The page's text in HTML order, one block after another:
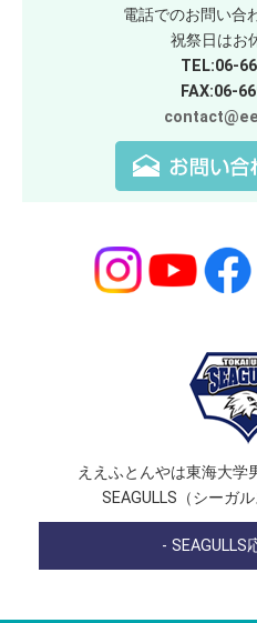
電話でのお問い合
祝祭日はお
TEL:06-
FAX:06-
ええふとんやは東海大学
SEAGULLS（シーガ
- SEAGULLS